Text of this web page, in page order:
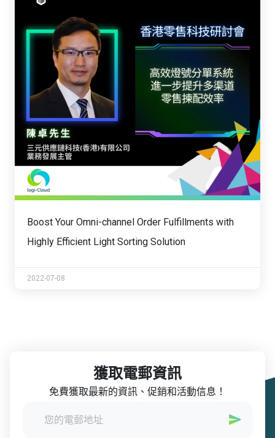
Boost Your Omni-channel Order Fulfillments with
Highly Efficient Light Sorting Solution
2022-07-08
獲取電郵資訊
免費獲取最新的資訊、促銷和活動信息！